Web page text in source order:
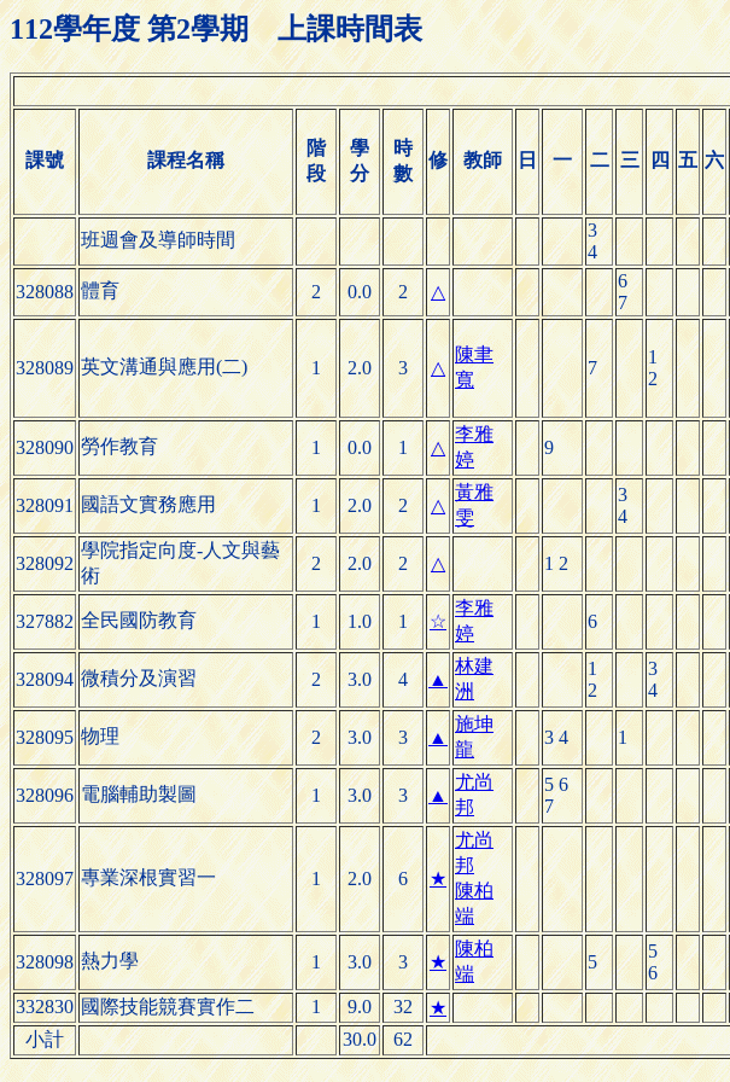
112學年度 第2學期 上課時間表
課號 課程名稱
階
段
學
分
時
數
修 教師 日 一 二 三 四 五 六
班週會及導師時間
3
4
328088 體育 2 0.0 2 △
6
7
328089 英文溝通與應用(二) 1 2.0 3 △
陳聿
寬
7
1
2
328090 勞作教育 1 0.0 1 △
李雅
婷
9
328091 國語文實務應用 1 2.0 2 △
黃雅
雯
3
4
328092
學院指定向度-人文與藝
術
2 2.0 2 △ 1 2
327882 全民國防教育 1 1.0 1 ☆
李雅
婷
6
328094 微積分及演習 2 3.0 4 ▲
林建
洲
1
2
3
4
328095 物理 2 3.0 3 ▲
施坤
龍
3 4 1
328096 電腦輔助製圖 1 3.0 3 ▲
尤尚
邦
5 6
7
328097 專業深根實習一 1 2.0 6 ★
尤尚
邦
陳柏
端
328098 熱力學 1 3.0 3 ★
陳柏
端
5
5
6
332830 國際技能競賽實作二 1 9.0 32 ★
小計
30.0 62